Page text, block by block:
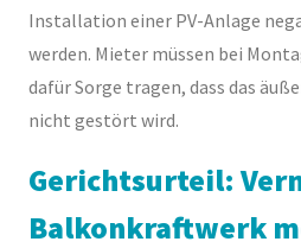
Installation einer PV-Anlage
werden. Mieter müssen bei
dafür Sorge tragen, dass das
nicht gestört wird.
Gerichtsurteil:
Balkonkraftwerk